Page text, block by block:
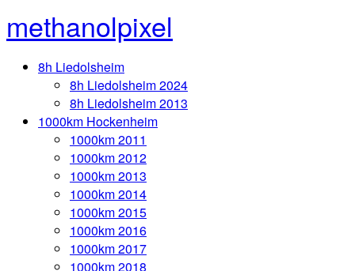
methanolpixel
8h Liedolsheim
8h Liedolsheim 2024
8h Liedolsheim 2013
1000km Hockenheim
1000km 2011
1000km 2012
1000km 2013
1000km 2014
1000km 2015
1000km 2016
1000km 2017
1000km 2018